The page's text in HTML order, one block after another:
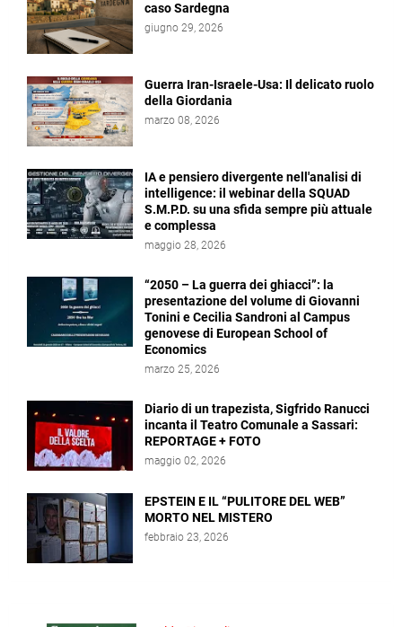
caso Sardegna
giugno 29, 2026
Guerra Iran-Israele-Usa: Il delicato ruolo
della Giordania
marzo 08, 2026
IA e pensiero divergente nell'analisi di
intelligence: il webinar della SQUAD
S.M.P.D. su una sfida sempre più attuale
e complessa
maggio 28, 2026
“2050 – La guerra dei ghiacci”: la
presentazione del volume di Giovanni
Tonini e Cecilia Sandroni al Campus
genovese di European School of
Economics
marzo 25, 2026
Diario di un trapezista, Sigfrido Ranucci
incanta il Teatro Comunale a Sassari:
REPORTAGE + FOTO
maggio 02, 2026
EPSTEIN E IL “PULITORE DEL WEB”
MORTO NEL MISTERO
febbraio 23, 2026